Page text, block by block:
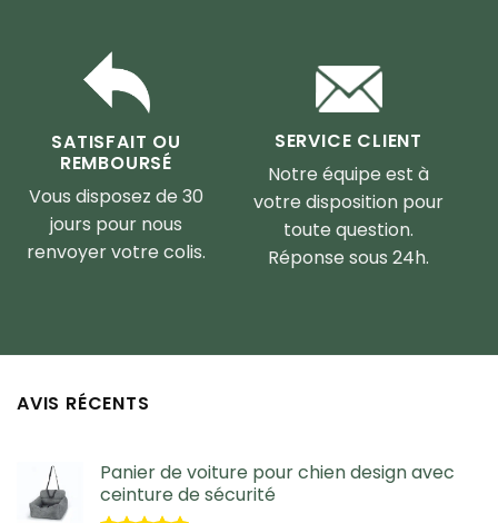
SATISFAIT OU
REMBOURSÉ
Vous disposez de 30
jours pour nous
renvoyer votre colis.
SERVICE CLIENT
Notre équipe est à
votre disposition pour
toute question.
Réponse sous 24h.
AVIS RÉCENTS
Panier de voiture pour chien design avec
ceinture de sécurité